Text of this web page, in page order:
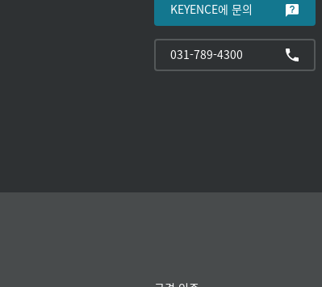
KEYENCE에 문의
031-789-4300